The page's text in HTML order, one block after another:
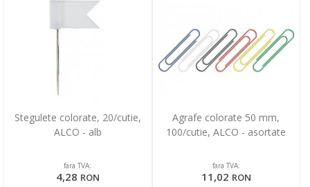
Stegulete colorate, 20/cutie,
ALCO - alb
fara TVA:
4,28 RON
Agrafe colorate 50 mm,
100/cutie, ALCO - asortate
fara TVA:
11,02 RON